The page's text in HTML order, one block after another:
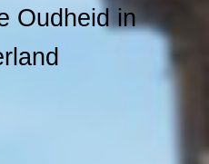
Oudheid in